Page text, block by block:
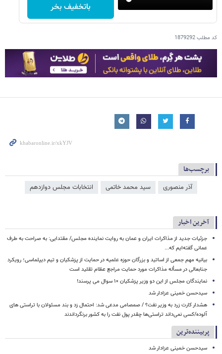
باتخفیف بخر
کد مطلب1879292
برچسب‌ها
آذر منصوری سید محمد خاتمی انتخابات مجلس دوازدهم
آخرین اخبار
جزئیات جدید از مذاکرات ایران و عمان به روایت نماینده مجلس/ مقتدایی: به صراحت به طرف
عمانی گفته‌ایم که...
بیانیه مهم جمعی از اساتید و بزرگان حوزه علمیه در حمایت از پزشکیان و تیم دیپلماسی؛ رویکرد
جنابعالی در مسأله مذاکرات مورد حمایت مراجع عظام تقلید است
نمایندگان مجلس از این دو وزیر پزشکیان ۱۰ سوال می پرسند!
سیدحسن خمینی عزادار شد
هشدار کارت زرد به وزیر نفت؟ / صمصامی مدعی شد: احتمال زد و بند مسئولان با تراستی های
آلوده/کسی نمی‌داند تراستی‌ها چقدر پول نفت را به کشور برنگرداندند
پربیننده‌ترین
سیدحسن خمینی عزادار شد